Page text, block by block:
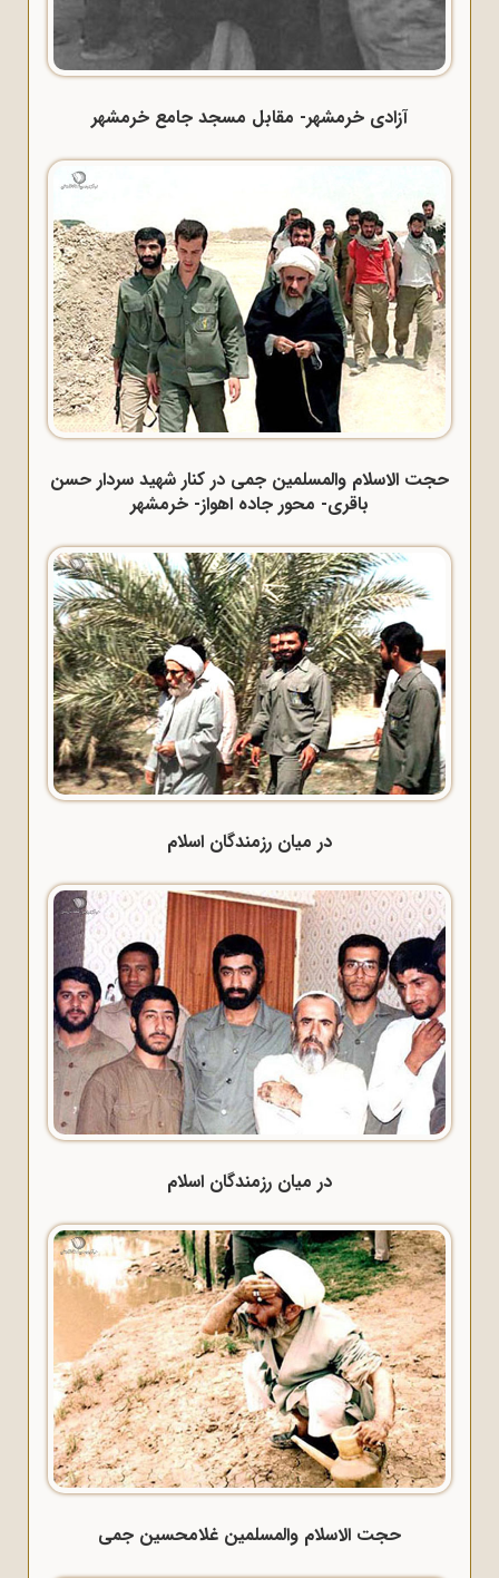
آزادی خرمشهر- مقابل مسجد جامع خرمشهر
حجت الاسلام والمسلمین جمی در کنار شهید سردار حسن
باقری- محور جاده اهواز- خرمشهر
در میان رزمندگان اسلام
در میان رزمندگان اسلام
حجت الاسلام والمسلمین غلامحسین جمی